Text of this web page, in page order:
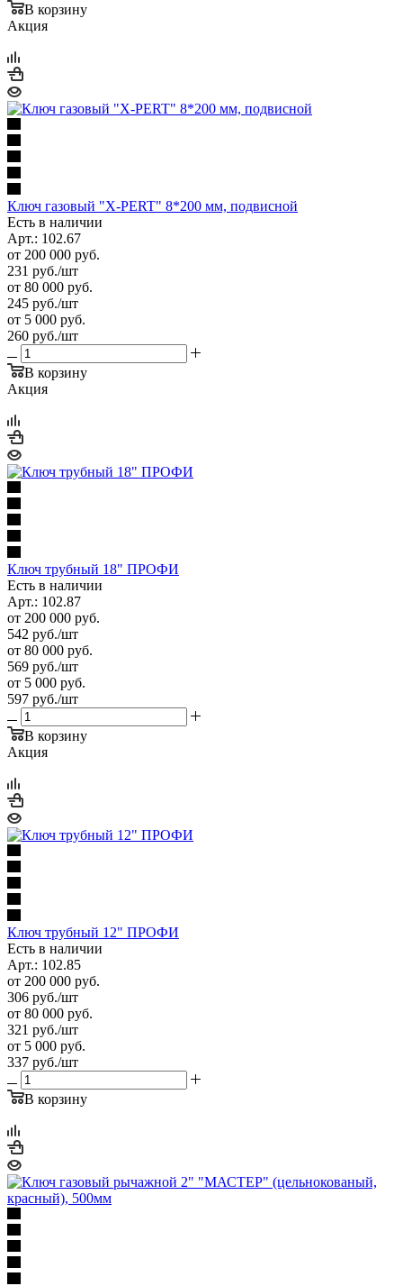
В корзину
Акция
Ключ газовый "X-PERT" 8*200 мм, подвисной
Есть в наличии
Арт.: 102.67
от 200 000 руб.
231 руб./шт
от 80 000 руб.
245 руб./шт
от 5 000 руб.
260 руб./шт
В корзину
Акция
Ключ трубный 18" ПРОФИ
Есть в наличии
Арт.: 102.87
от 200 000 руб.
542 руб./шт
от 80 000 руб.
569 руб./шт
от 5 000 руб.
597 руб./шт
В корзину
Акция
Ключ трубный 12" ПРОФИ
Есть в наличии
Арт.: 102.85
от 200 000 руб.
306 руб./шт
от 80 000 руб.
321 руб./шт
от 5 000 руб.
337 руб./шт
В корзину